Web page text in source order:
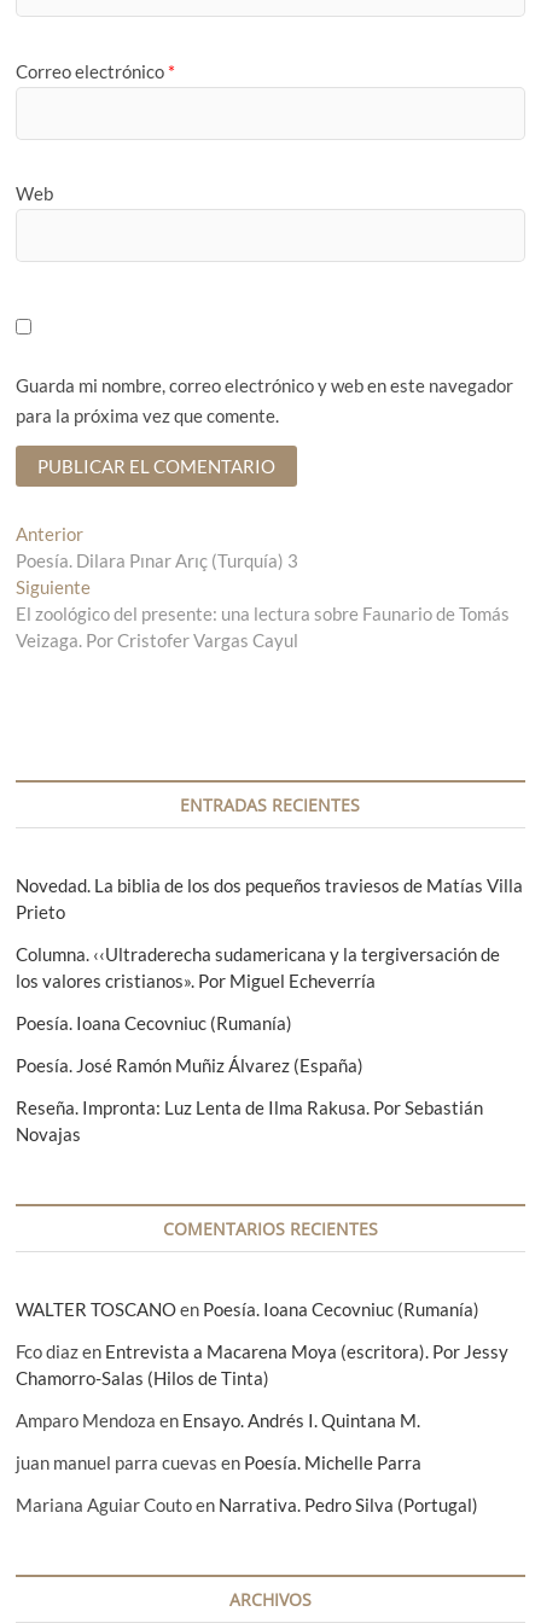
Correo electrónico *
Web
Guarda mi nombre, correo electrónico y web en este navegador
para la próxima vez que comente.
N
a
v
e
c
n
d
e
n
t
r
d
Anterior
n
t
r
a
r
o
Poesía. Dilara Pınar Arıç (Turquía) 3
Siguiente
n
t
g
i
t
e
El zoológico del presente: una lectura sobre Faunario de Tomás
Veizaga. Por Cristofer Vargas Cayul
ENTRADAS RECIENTES
Novedad. La biblia de los dos pequeños traviesos de Matías Villa
Prieto
Columna. ‹‹Ultraderecha sudamericana y la tergiversación de
los valores cristianos». Por Miguel Echeverría
Poesía. Ioana Cecovniuc (Rumanía)
Poesía. José Ramón Muñiz Álvarez (España)
Reseña. Impronta: Luz Lenta de Ilma Rakusa. Por Sebastián
Novajas
COMENTARIOS RECIENTES
WALTER TOSCANOen Poesía. Ioana Cecovniuc (Rumanía)
Fco diazen Entrevista a Macarena Moya (escritora). Por Jessy
Chamorro-Salas (Hilos de Tinta)
Amparo Mendoza en Ensayo. Andrés I. Quintana M.
juan manuel parra cuevas en Poesía. Michelle Parra
Mariana Aguiar Coutoen Narrativa. Pedro Silva (Portugal)
ARCHIVOS